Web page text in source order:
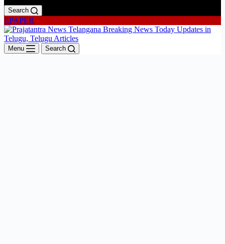
Search
EPAPER
Menu Search